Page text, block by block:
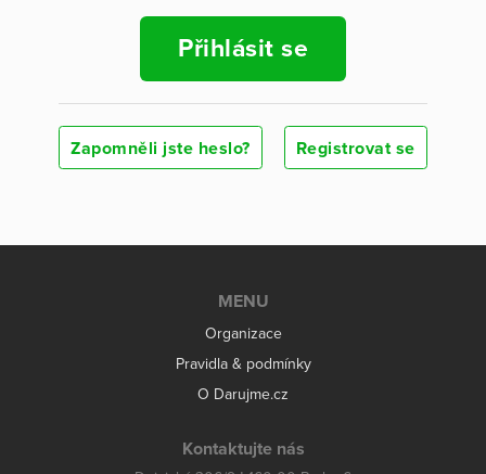
Přihlásit se
Zapomněli jste heslo? Registrovat se
MENU
Organizace
Pravidla & podmínky
O Darujme.cz
Kontaktujte nás